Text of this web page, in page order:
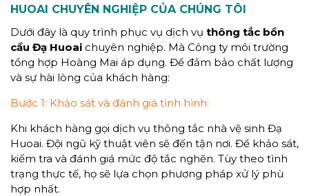
HUOAI CHUYÊN NGHIỆP CỦA CHÚNG TÔI
Dưới đây là quy trình phục vụ dịch vụ thông tắc bồn
cầu Đạ Huoai chuyên nghiệp. Mà Công ty môi trường
tổng hợp Hoàng Mai áp dụng. Để đảm bảo chất lượng
và sự hài lòng của khách hàng:
Bước 1: Khảo sát và đánh giá tình hình:
Khi khách hàng gọi dịch vụ thông tắc nhà vệ sinh Đạ
Huoai. Đội ngũ kỹ thuật viên sẽ đến tận nơi. Để khảo sát,
kiểm tra và đánh giá mức độ tắc nghẽn. Tùy theo tình
trạng thực tế, họ sẽ lựa chọn phương pháp xử lý phù
hợp nhất.